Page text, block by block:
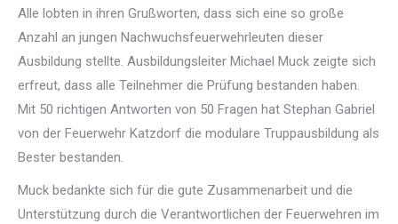
Alle lobten in ihren Grußworten, dass sich eine so große
Anzahl an jungen Nachwuchsfeuerwehrleuten dieser
Ausbildung stellte. Ausbildungsleiter Michael Muck zeigte sich
erfreut, dass alle Teilnehmer die Prüfung bestanden haben.
Mit 50 richtigen Antworten von 50 Fragen hat Stephan Gabriel
von der Feuerwehr Katzdorf die modulare Truppausbildung als
Bester bestanden.
Muck bedankte sich für die gute Zusammenarbeit und die
Unterstützung durch die Verantwortlichen der Feuerwehren im